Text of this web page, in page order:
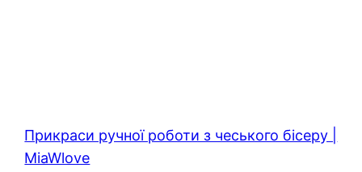
Прикраси ручної роботи з чеського бісеру |
MiaWlove